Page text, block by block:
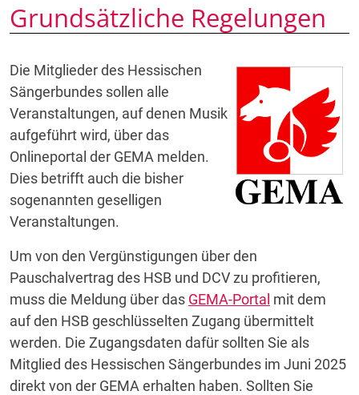
Grundsätzliche Regelungen
Die Mitglieder des Hessischen
Sängerbundes sollen alle
Veranstaltungen, auf denen Musik
aufgeführt wird, über das
Onlineportal der GEMA melden.
Dies betrifft auch die bisher
sogenannten geselligen
Veranstaltungen.
Um von den Vergünstigungen über den
Pauschalvertrag des HSB und DCV zu profitieren,
muss die Meldung über das GEMA-Portal mit dem
auf den HSB geschlüsselten Zugang übermittelt
werden. Die Zugangsdaten dafür sollten Sie als
Mitglied des Hessischen Sängerbundes im Juni 2025
direkt von der GEMA erhalten haben. Sollten Sie